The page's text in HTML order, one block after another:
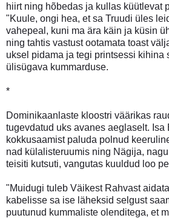
hiirt ning hõbedas ja kullas küütlevat
"Kuule, ongi hea, et sa Truudi üles
vahepeal, kuni ma ära käin ja küsin
ning tahtis vastust ootamata toast
uksel pidama ja tegi printsessi kihina
ülisügava kummarduse.
*
Dominikaanlaste kloostri väärikas
tugevdatud uks avanes aeglaselt. Isa
kokkusaamist paluda polnud
nad külalisteruumis ning Nägija,
teisiti kutsuti, vangutas kuuldud loo
"Muidugi tuleb Väikest Rahvast
kabelisse sa ise läheksid selgust
puutunud kummaliste olenditega, et